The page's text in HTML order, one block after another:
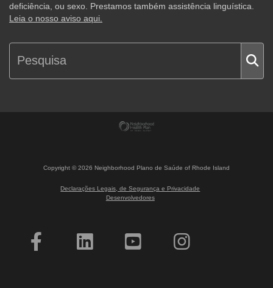
deficiência, ou sexo. Prestamos também assistência linguística.
Leia o nosso aviso aqui.
Copyright ©2026 Neighborhood Plano de Saúde of Rhode Island
Declarações Legais, de Segurança e Privacidade
Desenvolvedores